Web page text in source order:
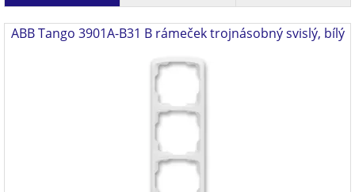
ABB Tango 3901A-B31 B rámeček trojnásobný svislý, bílý